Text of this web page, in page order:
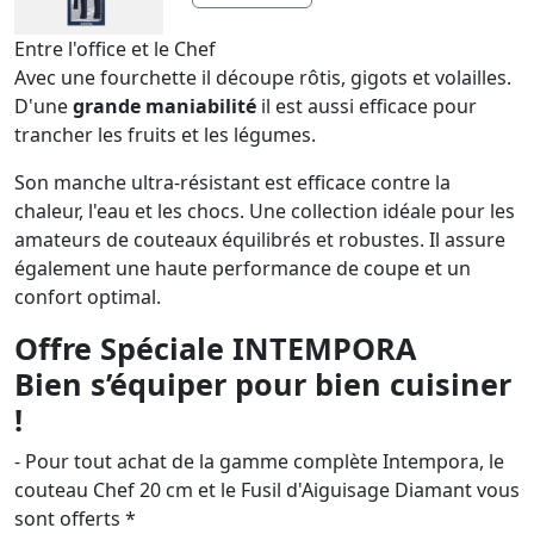
Entre l'office et le Chef
Avec une fourchette il découpe rôtis, gigots et volailles.
D'unegrande maniabilité il est aussi efficace pour
trancher les fruits et les légumes.
Son manche ultra-résistant est efficace contre la
chaleur, l'eau et les chocs. Une collection idéale pour les
amateurs de couteaux équilibrés et robustes. Il assure
également une haute performance de coupe et un
confort optimal.
Offre Spéciale INTEMPORA
Bien s’équiper pour bien cuisiner
!
- Pour tout achat de la gamme complète Intempora, le
couteau Chef 20 cm et le Fusil d'Aiguisage Diamant vous
sont offerts *